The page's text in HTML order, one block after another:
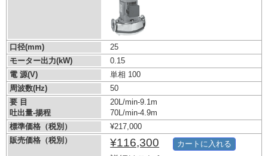
口径(mm)
25
モーター出力(kW)
0.15
電 源(V)
単相 100
周波数(Hz)
50
要 目
吐出量-揚程
20L/min-9.1m
70L/min-4.9m
標準価格（税別）
¥217,000
販売価格（税別）
¥116,300 カートに入れる